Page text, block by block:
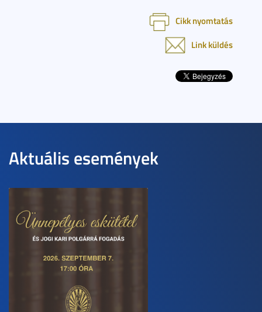
Cikk nyomtatás
Link küldés
Aktuális események